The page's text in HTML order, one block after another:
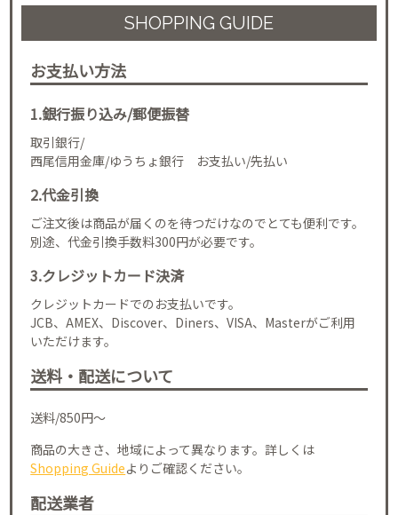
SHOPPING GUIDE
お支払い方法
1.銀行振り込み/郵便振替
取引銀行/
西尾信用金庫/ゆうちょ銀行 お支払い/先払い
2.代金引換
ご注文後は商品が届くのを待つだけなのでとても便利です。
別途、代金引換手数料300円が必要です。
3.クレジットカード決済
クレジットカードでのお支払いです。
JCB、AMEX、Discover、Diners、VISA、Masterがご利用
いただけます。
送料・配送について
送料/850円～
商品の大きさ、地域によって異なります。詳しくは
Shopping Guideよりご確認ください。
配送業者